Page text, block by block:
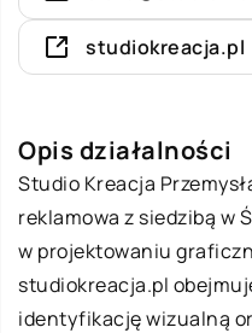
studiokreacja.pl
Opis działalności
Studio Kreacja
reklamowa z siedzibą w
w projektowaniu
studiokreacja.pl
identyfikację wizualną